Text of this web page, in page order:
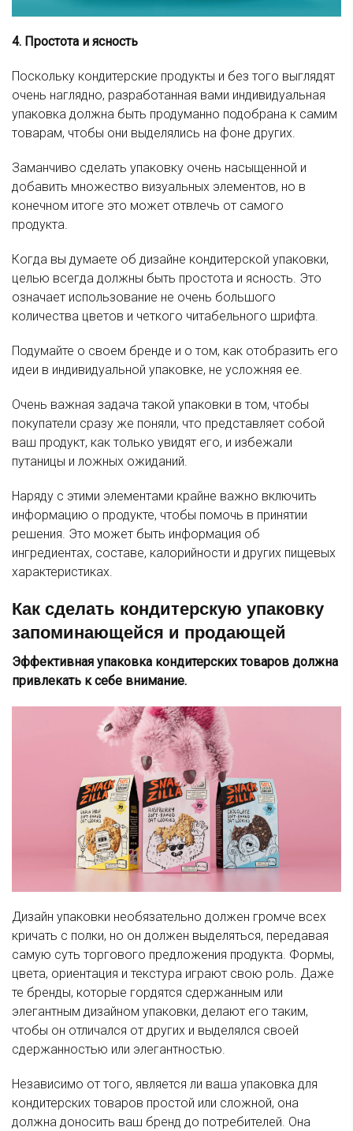
4. Простота и ясность
Поскольку кондитерские продукты и без того выглядят
очень наглядно, разработанная вами индивидуальная
упаковка должна быть продуманно подобрана к самим
товарам, чтобы они выделялись на фоне других.
Заманчиво сделать упаковку очень насыщенной и
добавить множество визуальных элементов, но в
конечном итоге это может отвлечь от самого
продукта.
Когда вы думаете об дизайне кондитерской упаковки,
целью всегда должны быть простота и ясность. Это
означает использование не очень большого
количества цветов и четкого читабельного шрифта.
Подумайте о своем бренде и о том, как отобразить его
идеи в индивидуальной упаковке, не усложняя ее.
Очень важная задача такой упаковки в том, чтобы
покупатели сразу же поняли, что представляет собой
ваш продукт, как только увидят его, и избежали
путаницы и ложных ожиданий.
Наряду с этими элементами крайне важно включить
информацию о продукте, чтобы помочь в принятии
решения. Это может быть информация об
ингредиентах, составе, калорийности и других пищевых
характеристиках.
Как сделать кондитерскую упаковку
запоминающейся и продающей
Эффективная упаковка кондитерских товаров должна
привлекать к себе внимание.
Дизайн упаковки необязательно должен громче всех
кричать с полки, но он должен выделяться, передавая
самую суть торгового предложения продукта. Формы,
цвета, ориентация и текстура играют свою роль. Даже
те бренды, которые гордятся сдержанным или
элегантным дизайном упаковки, делают его таким,
чтобы он отличался от других и выделялся своей
сдержанностью или элегантностью.
Независимо от того, является ли ваша упаковка для
кондитерских товаров простой или сложной, она
должна доносить ваш бренд до потребителей. Она